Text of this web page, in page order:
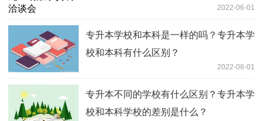
2022-06-01
专升本学校和本科是一样的吗？专升本学
校和本科有什么区别？
2022-06-01
专升本不同的学校有什么区别？专升本学
校和本科学校的差别是什么？